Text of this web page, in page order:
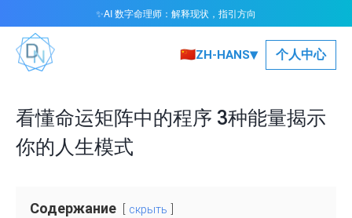
🇨🇳ZH-HANS▾ 个人中心
看懂命运矩阵中的程序 3种能量揭示
你的人生模式
Содержание скрыть
✨AI 数字命理师：解释现状，指引方向